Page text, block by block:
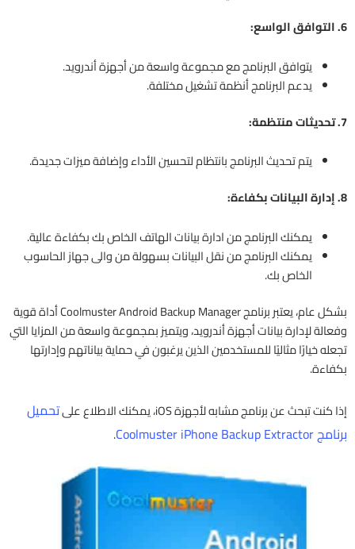
6. التوافق الواسع:
يتوافق البرنامج مع مجموعة واسعة من أجهزة أندرويد.
يدعم البرنامج أنظمة تشغيل مختلفة.
7. تحديثات منتظمة:
يتم تحديث البرنامج بانتظام لتحسين الأداء وإضافة ميزات جديدة.
8. إدارة البيانات بكفاءة:
يمكنك البرنامج من ادارة بيانات الهاتف الخاص بك بكفاءة عالية.
يمكنك البرنامج من نقل البيانات بسهولة من والى جهاز الحاسوب
الخاص بك.
بشكل عام، يعتبر برنامج Coolmuster Android Backup Manager أداة قوية
وفعالة لإدارة بيانات أجهزة أندرويد، ويتميز بمجموعة واسعة من المزايا التي
تجعله خيارًا مثاليًا للمستخدمين الذين يرغبون في حماية بياناتهم وإدارتها
بكفاءة.
إذا كنت تبحث عن برنامج مشابه لأجهزة iOS، يمكنك الاطلاع على
تحميل
برنامج Coolmuster iPhone Backup Extractor
.